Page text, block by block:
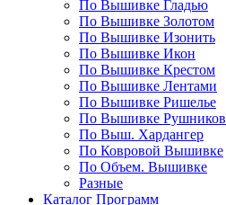
По Вышивке Гладью
По Вышивке Золотом
По Вышивке Изонить
По Вышивке Икон
По Вышивке Крестом
По Вышивке Лентами
По Вышивке Ришелье
По Вышивке Рушников
По Выш. Хардангер
По Ковровой Вышивке
По Объем. Вышивке
Разные
Каталог Программ